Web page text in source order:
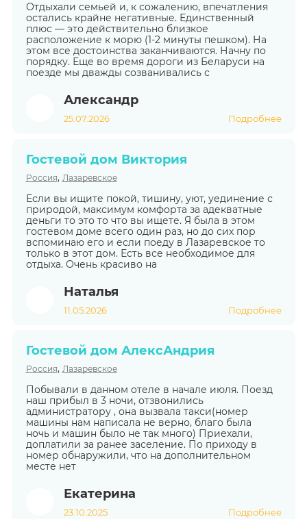
Отдыхали семьей и, к сожалению, впечатления
остались крайне негативные. Единственный
плюс — это действительно близкое
расположение к морю (1-2 минуты пешком). На
этом все достоинства заканчиваются. Начну по
порядку. Еще во время дороги из Беларуси на
поезде мы дважды созванивались с
Александр
25.07.2026 Подробнее
Гостевой дом Виктория
Россия, Лазаревское
Если вы ищите покой, тишину, уют, уединение с
природой, максимум комфорта за адекватные
деньги то это то что вы ищете. Я была в этом
гостевом доме всего один раз, но до сих пор
вспоминаю его и если поеду в Лазаревское то
только в этот дом. Есть все необходимое для
отдыха. Очень красиво на
Наталья
11.05.2026 Подробнее
Гостевой дом АлексАндрия
Россия, Лазаревское
Побывали в данном отеле в начале июля. Поезд
наш прибыл в 3 ночи, отзвонились
администратору , она вызвала такси(номер
машины нам написала не верно, благо была
ночь и машин было не так много) Приехали,
доплатили за ранее заселение. По приходу в
номер обнаружили, что на дополнительном
месте нет
Екатерина
23.10.2025 Подробнее